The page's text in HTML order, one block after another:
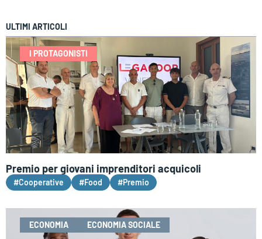
ULTIMI ARTICOLI
I PROTAGONISTI
Premio per giovani imprenditori acquicoli
#Cooperative #Food #Premio
ECONOMIA ECONOMIA SOCIALE